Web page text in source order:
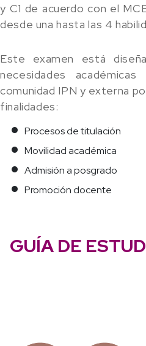
y C1 de acuerdo con el
desde una hasta las 4
Este examen está
necesidades
comunidad IPN y externa
finalidades:
Procesos de titulación
Movilidad académica
Admisión a posgrado
Promoción docente
GUÍA DE